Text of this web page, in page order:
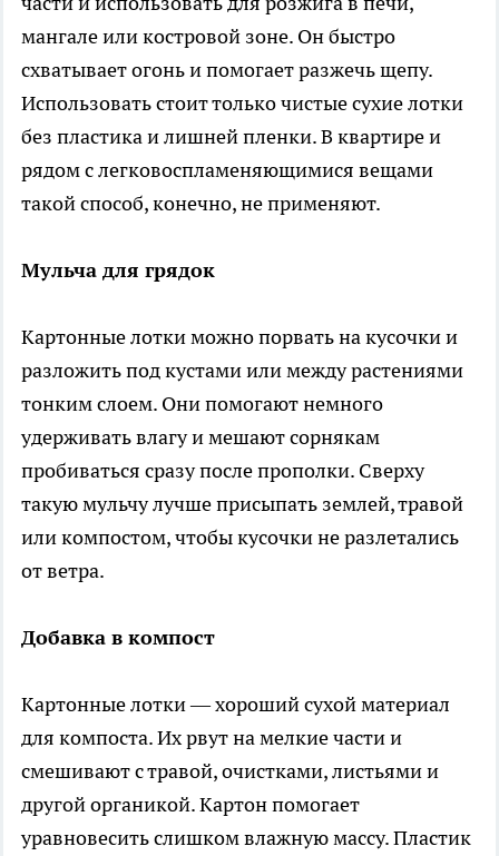
мангале или костровой зоне. Он быстро
схватывает огонь и помогает разжечь щепу.
Использовать стоит только чистые сухие лотки
без пластика и лишней пленки. В квартире и
рядом с легковоспламеняющимися вещами
такой способ, конечно, не применяют.
Мульча для грядок
Картонные лотки можно порвать на кусочки и
разложить под кустами или между растениями
тонким слоем. Они помогают немного
удерживать влагу и мешают сорнякам
пробиваться сразу после прополки. Сверху
такую мульчу лучше присыпать землей, травой
или компостом, чтобы кусочки не разлетались
от ветра.
Добавка в компост
Картонные лотки — хороший сухой материал
для компоста. Их рвут на мелкие части и
смешивают с травой, очистками, листьями и
другой органикой. Картон помогает
уравновесить слишком влажную массу. Пластик